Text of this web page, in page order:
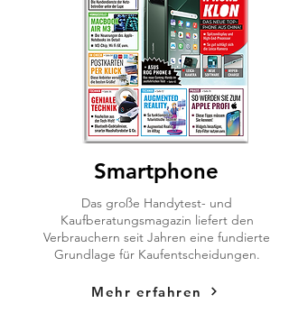
Smartphone
Das große Handytest- und
Kaufberatungsmagazin liefert den
Verbrauchern seit Jahren eine fundierte
Grundlage für Kaufentscheidungen.
Mehr erfahren